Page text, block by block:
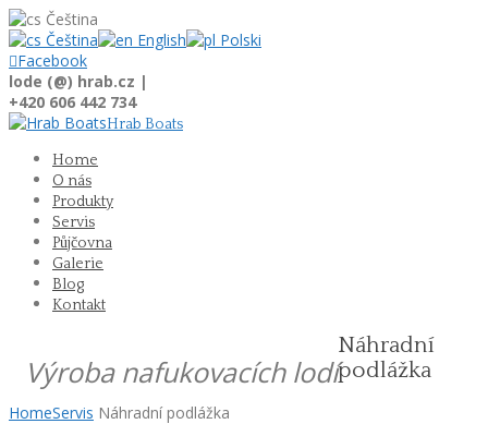
Čeština
Čeština
English
Polski
Facebook
lode (@) hrab.cz |
+420 606 442 734
Hrab Boats
Home
O nás
Produkty
Servis
Půjčovna
Galerie
Blog
Kontakt
Výroba nafukovacích lodí
Náhradní
podlážka
HomeServis Náhradní podlážka